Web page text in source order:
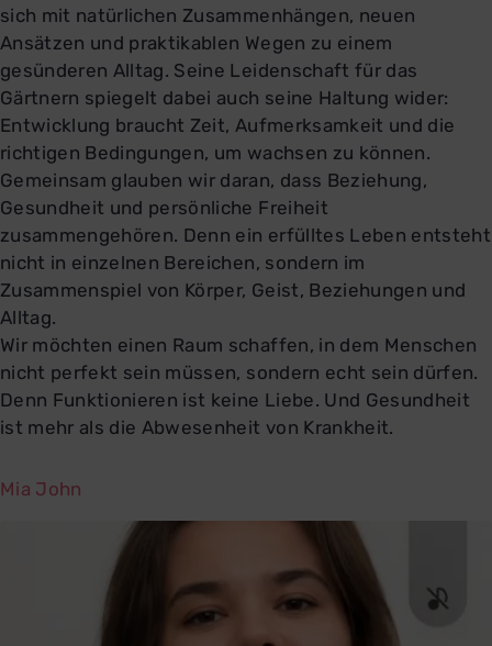
sich mit natürlichen Zusammenhängen, neuen
Ansätzen und praktikablen Wegen zu einem
gesünderen Alltag. Seine Leidenschaft für das
Gärtnern spiegelt dabei auch seine Haltung wider:
Entwicklung braucht Zeit, Aufmerksamkeit und die
richtigen Bedingungen, um wachsen zu können.
Gemeinsam glauben wir daran, dass Beziehung,
Gesundheit und persönliche Freiheit
zusammengehören. Denn ein erfülltes Leben entsteht
nicht in einzelnen Bereichen, sondern im
Zusammenspiel von Körper, Geist, Beziehungen und
Alltag.
Wir möchten einen Raum schaffen, in dem Menschen
nicht perfekt sein müssen, sondern echt sein dürfen.
Denn Funktionieren ist keine Liebe. Und Gesundheit
ist mehr als die Abwesenheit von Krankheit.
Mia John